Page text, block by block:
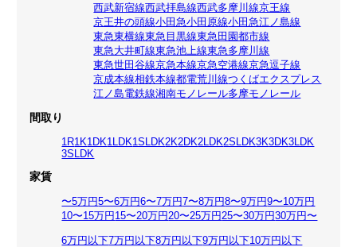
西武新宿線西武拝島線西武多摩川線京王線
京王井の頭線小田急小田原線小田急江ノ島線
東急東横線東急目黒線東急田園都市線
東急大井町線東急池上線東急多摩川線
東急世田谷線京急本線京急空港線京急逗子線
京成本線相鉄本線都電荒川線つくばエクスプレス
江ノ島電鉄線湘南モノレール多摩モノレール
間取り
1R1K1DK1LDK1SLDK2K2DK2LDK2SLDK3K3DK3LDK
3SLDK
家賃
〜5万円5〜6万円6〜7万円7〜8万円8〜9万円9〜10万円
10〜15万円 15〜20万円 20〜25万円 25〜30万円30万円〜
6万円以下7万円以下8万円以下9万円以下10万円以下